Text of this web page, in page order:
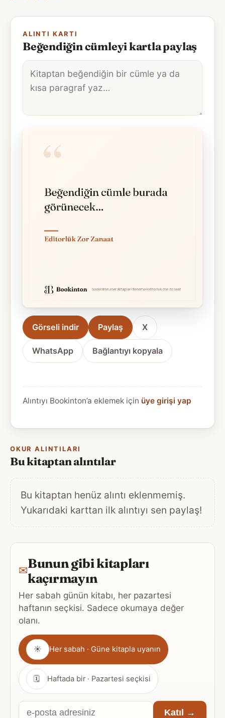
ALINTI KARTI
Beğendiğin cümleyi kartla paylaş
Alıntı
metni
Görseli indir Paylaş X
WhatsApp Bağlantıyı kopyala
Alıntıyı Bookinton’a eklemek için üye girişi yap
OKUR ALINTILARI
Bu kitaptan alıntılar
Bu kitaptan henüz alıntı eklenmemiş.
Yukarıdaki karttan ilk alıntıyı sen paylaş!
✉Bunun gibi kitapları
kaçırmayın
Her sabah günün kitabı, her pazartesi
haftanın seçkisi. Sadece okumaya değer
olanı.
Gönderim
sıklığı
☀ Her sabah · Güne kitapla uyanın
🗓 Haftada bir · Pazartesi seçkisi
E-
Katıl →